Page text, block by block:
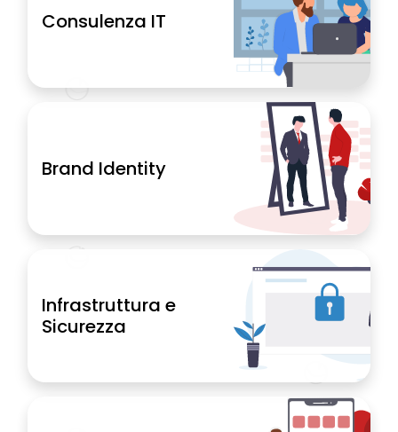
Consulenza IT
Brand Identity
Infrastruttura e
Sicurezza